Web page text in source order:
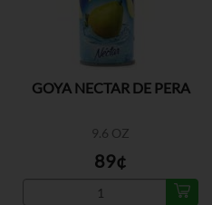
GOYA NECTAR DE PERA
9.6 OZ
89¢